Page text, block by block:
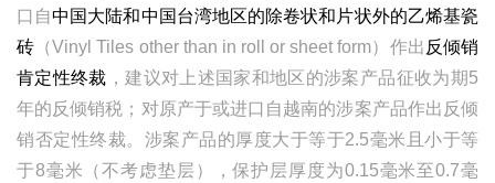
口自中国大陆和中国台湾地区的除卷状和片状外的乙烯基瓷
砖 （Vinyl Tiles other than in roll or sheet form）作出 反倾销
肯定性终裁 ，建议对上述国家和地区的涉案产品征收为期5
年的反倾销税；对原产于或进口自越南的涉案产品作出反倾
销否定性终裁。涉案产品的厚度大于等于2.5毫米且小于等
于8毫米（不考虑垫层），保护层厚度为0.15毫米至0.7毫